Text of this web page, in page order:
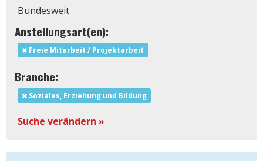
Bundesweit
Anstellungsart(en):
Freie Mitarbeit / Projektarbeit
Branche:
Soziales, Erziehung und Bildung
Suche verändern »